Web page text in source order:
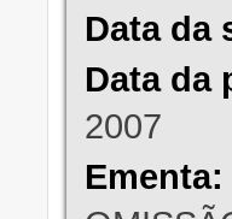
Data da
Data da
2007
Ementa: